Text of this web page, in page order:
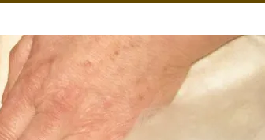
de “Hooiberg”